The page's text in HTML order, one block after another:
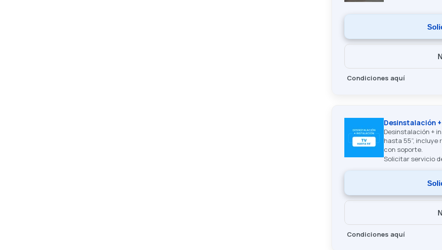
Condiciones aquí
Desinstalación
Desinstalación +
hasta 55”,
con soporte.
Solicitar servicio
Condiciones aquí